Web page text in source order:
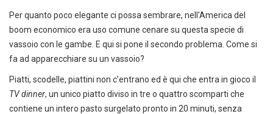
Per quanto poco elegante ci possa sembrare, nell'America del
boom economico era uso comune cenare su questa specie di
vassoio con le gambe. E qui si pone il secondo problema. Come si
fa ad apparecchiare su un vassoio?
Piatti, scodelle, piattini non c’entrano ed è qui che entra in gioco il
TV dinner, un unico piatto diviso in tre o quattro scomparti che
contiene un intero pasto surgelato pronto in 20 minuti, senza